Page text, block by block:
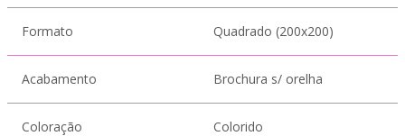
Formato Quadrado (200x200)
Acabamento Brochura s/ orelha
Coloração Colorido